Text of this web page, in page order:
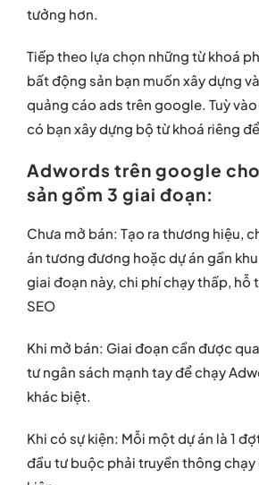
tưởng hơn.
Tiếp theo lựa chọn những từ khoá
bất động sản bạn muốn xây dựng
quảng cáo ads trên google. Tuỳ
có bạn xây dựng bộ từ khoá riêng
Adwords trên google
sản gồm 3 giai đoạn:
Chưa mở bán: Tạo ra thương hiệu,
án tương đương hoặc dự án gần
giai đoạn này, chi phí chạy thấp, hỗ
SEO
Khi mở bán: Giai đoạn cần được
tư ngân sách mạnh tay để chạy
khác biệt.
Khi có sự kiện: Mỗi một dự án là 1
đầu tư buộc phải truyền thông